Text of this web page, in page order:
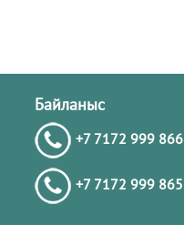
Байланыс
+7 7172 999 866
+7 7172 999 865